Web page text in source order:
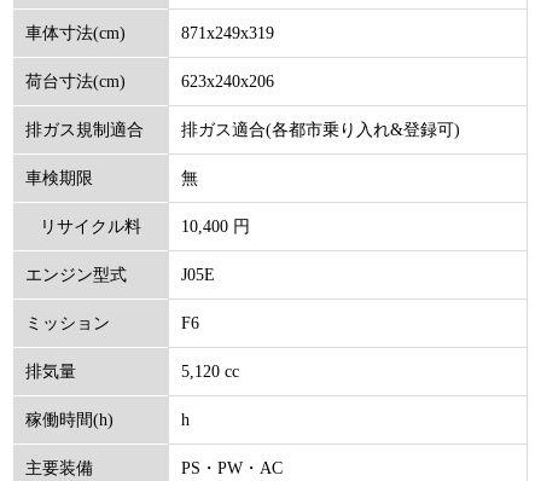
車体寸法(cm) 871x249x319
荷台寸法(cm) 623x240x206
排ガス規制適合 排ガス適合(各都市乗り入れ&登録可)
車検期限 無
リサイクル料
(円)
10,400 円
エンジン型式 J05E
ミッション F6
排気量 5,120 cc
稼働時間(h) h
主要装備 PS・PW・AC